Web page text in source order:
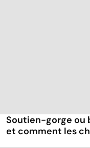
Soutien-gorge ou
et comment les